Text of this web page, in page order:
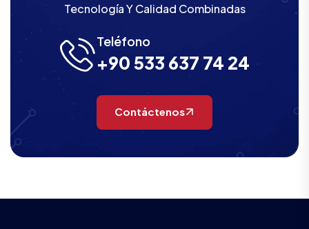
Tecnología Y Calidad Combinadas
Teléfono
+90 533 637 74 24
Contáctenos